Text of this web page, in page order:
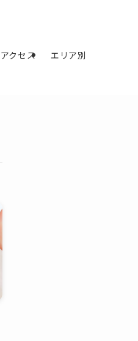
アクセス エリア別